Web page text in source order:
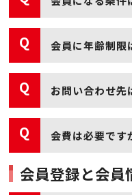
Q 会員に年齢制限
Q お問い合わせ先
Q 会費は必要です
会員登録と会員